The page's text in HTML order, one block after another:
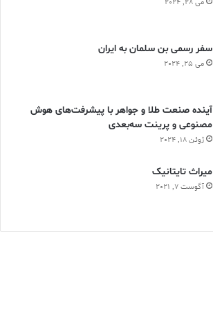
می 28, 2024
سفر رسمی بن سلمان به ایران
می 25, 2024
آینده صنعت طلا و جواهر با پیشرفت‌های هوش
مصنوعی و پرینت سه‌بعدی
ژوئن 18, 2024
ميراث تايتانيک
آگوست 7, 2021